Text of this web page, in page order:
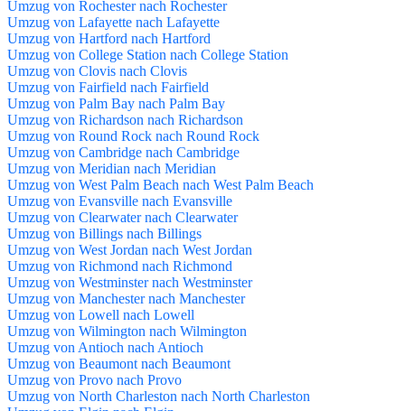
Umzug von Rochester nach Rochester
Umzug von Lafayette nach Lafayette
Umzug von Hartford nach Hartford
Umzug von College Station nach College Station
Umzug von Clovis nach Clovis
Umzug von Fairfield nach Fairfield
Umzug von Palm Bay nach Palm Bay
Umzug von Richardson nach Richardson
Umzug von Round Rock nach Round Rock
Umzug von Cambridge nach Cambridge
Umzug von Meridian nach Meridian
Umzug von West Palm Beach nach West Palm Beach
Umzug von Evansville nach Evansville
Umzug von Clearwater nach Clearwater
Umzug von Billings nach Billings
Umzug von West Jordan nach West Jordan
Umzug von Richmond nach Richmond
Umzug von Westminster nach Westminster
Umzug von Manchester nach Manchester
Umzug von Lowell nach Lowell
Umzug von Wilmington nach Wilmington
Umzug von Antioch nach Antioch
Umzug von Beaumont nach Beaumont
Umzug von Provo nach Provo
Umzug von North Charleston nach North Charleston